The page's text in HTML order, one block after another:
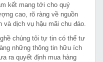
kết mang tới cho quý
cao, rõ ràng về nguồn
dịch vụ hậu mãi chu đáo.
chúng tôi tự tin có thể tư
những thông tin hữu ích
ra quyết định mua hàng